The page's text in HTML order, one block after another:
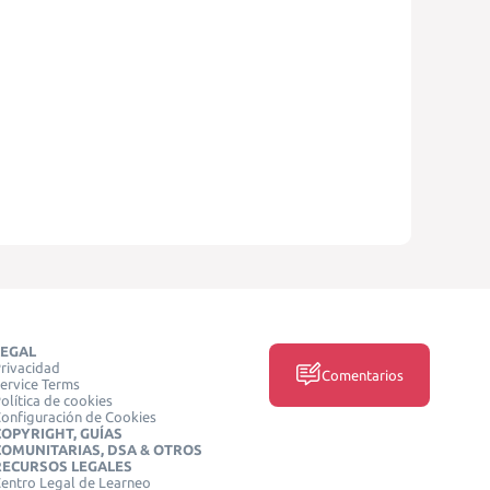
Terms
de cookies
de Cookies
GUÍAS
DSA & OTROS
LEGALES
Legal de Learneo
Comentarios